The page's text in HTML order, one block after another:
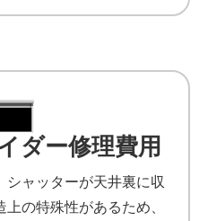
ダー修理費用
シャッターが天井裏に収
の特殊性があるため、